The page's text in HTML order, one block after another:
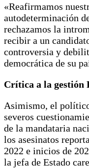
«Reafirmamos
autodeterminación
rechazamos la
recibir a un
controversia y
democrática de su
Crítica a la gestión
Asimismo, el
severos
de la mandataria
los asesinatos
2022 e inicios de
la jefa de Estado